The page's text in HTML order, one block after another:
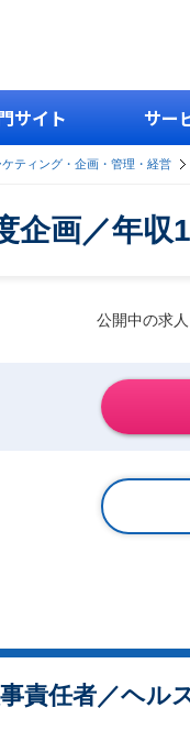
サイト サー
ケティング・企画・管理・経営
企画／年収
公開中の求人
責任者／ヘル